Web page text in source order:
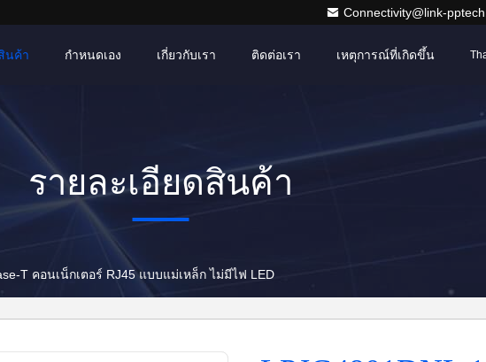
Connectivity@link-
นค้า เกี่ยวกับเรา ติดต่อเรา เหตุการณ์ที่เกิดขึ้น
กำหนดเอง
รายละเอียดสินค้า
T คอนเน็กเตอร์ RJ45 แบบแม่เหล็ก ไม่มีไฟ LED